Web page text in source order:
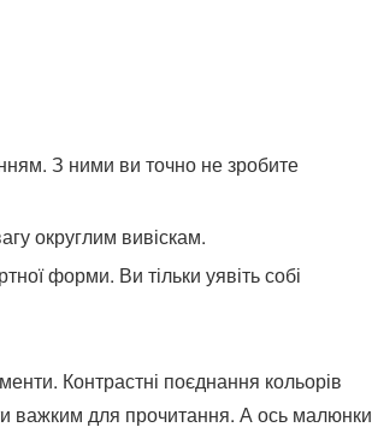
З ними ви точно не зробите
округлим вивіскам.
форми. Ви тільки уявіть собі
Контрастні поєднання кольорів
важким для прочитання. А ось малюнки